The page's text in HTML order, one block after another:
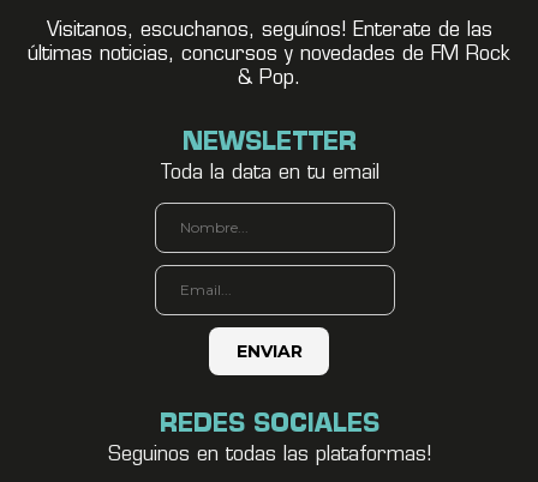
Visitanos, escuchanos, seguínos! Enterate de las
últimas noticias, concursos y novedades de FM Rock
& Pop.
NEWSLETTER
Toda la data en tu email
REDES SOCIALES
Seguinos en todas las plataformas!